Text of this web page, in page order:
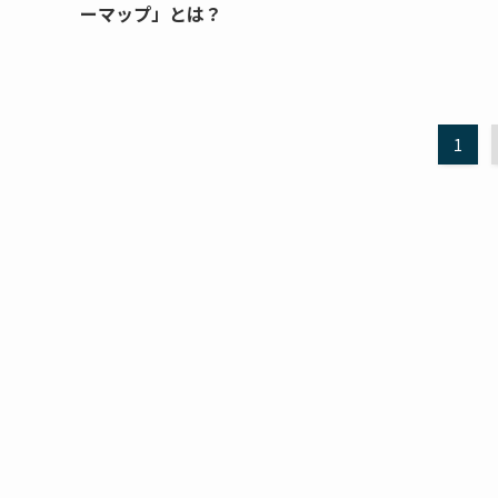
ーマップ」とは？
1